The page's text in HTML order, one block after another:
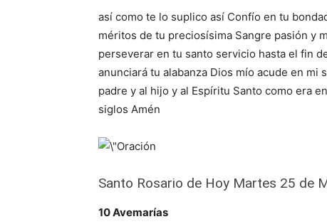
así como te lo suplico así Confío en tu
méritos de tu preciosísima Sangre pasión y
perseverar en tu santo servicio hasta el fin
anunciará tu alabanza Dios mío acude en
padre y al hijo y al Espíritu Santo como era
siglos Amén
Santo Rosario de Hoy Martes 25 de
10 Avemarías